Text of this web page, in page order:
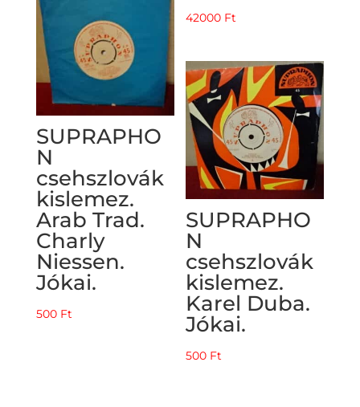
42000 Ft
SUPRAPHO
N
csehszlovák
kislemez.
Arab Trad.
Charly
Niessen.
Jókai.
500 Ft
SUPRAPHO
N
csehszlovák
kislemez.
Karel Duba.
Jókai.
500 Ft